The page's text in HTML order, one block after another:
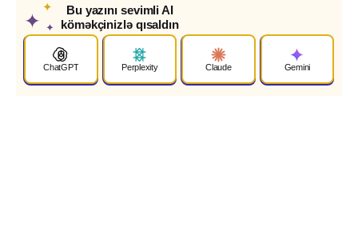
✦
✦
✦
Bu yazını sevimli AI
köməkçinizlə qısaldın
ChatGPT Perplexity Claude Gemini